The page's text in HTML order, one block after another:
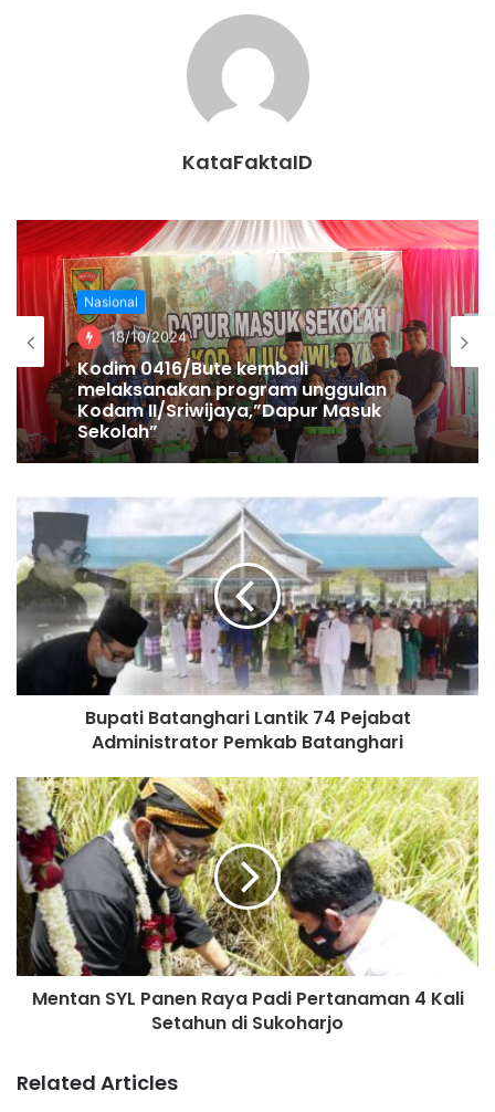
hati rakyat dan menang menerima amanat,” kata Jazilul
Fawaid di Jakarta, Selasa (12/10).
Ia juga menyatakan siap akan kemungkinan yang akan
dan Wakil Presiden pada Pilpres 2024.
KataFaktaID
Nasional
18/10/2024
Kodim 0416/Bute kembali
melaksanakan program unggulan
Kodam II/Sriwijaya,”Dapur Masuk
Sekolah”
Bupati Batanghari Lantik 74 Pejabat
Administrator Pemkab Batanghari
Mentan SYL Panen Raya Padi Pertanaman 4 Kali
Setahun di Sukoharjo
Related Articles